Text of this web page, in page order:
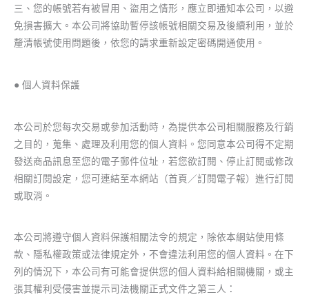
三、您的帳號若有被冒用、盜用之情形，應立即通知本公司，以避
免損害擴大。本公司將協助暫停該帳號相關交易及後續利用，並於
釐清帳號使用問題後，依您的請求重新設定密碼開通使用。
● 個人資料保護
本公司於您每次交易或參加活動時，為提供本公司相關服務及行銷
之目的，蒐集、處理及利用您的個人資料。您同意本公司得不定期
發送商品訊息至您的電子郵件位址，若您欲訂閱、停止訂閱或修改
相關訂閱設定，您可連結至本網站（首頁／訂閱電子報）進行訂閱
或取消。
本公司將遵守個人資料保護相關法令的規定，除依本網站使用條
款、隱私權政策或法律規定外，不會違法利用您的個人資料。在下
列的情況下，本公司有可能會提供您的個人資料給相關機關，或主
張其權利受侵害並提示司法機關正式文件之第三人：